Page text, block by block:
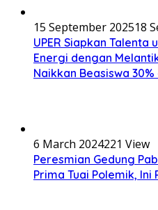
15 September 202518
UPER Siapkan
Energi dengan
Naikkan Beasiswa 30%
6 March 2024221 View
Peresmian Gedung
Prima Tuai Polemik, Ini